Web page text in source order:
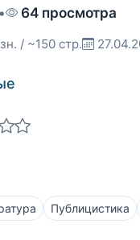
• 64 просмотра
/ ~150 стр.
Публицистика